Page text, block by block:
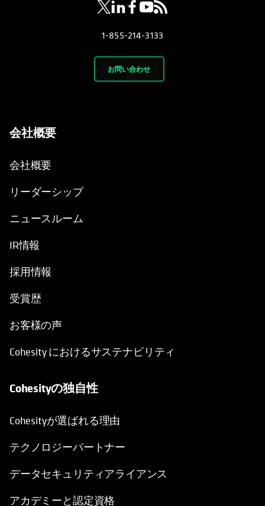
1-855-214-3133
お問い合わせ
会社概要
会社概要
リーダーシップ
ニュースルーム
IR情報
採用情報
受賞歴
お客様の声
Cohesity におけるサステナビリティ
Cohesityの独自性
Cohesityが選ばれる理由
テクノロジーパートナー
データセキュリティアライアンス
アカデミーと認定資格